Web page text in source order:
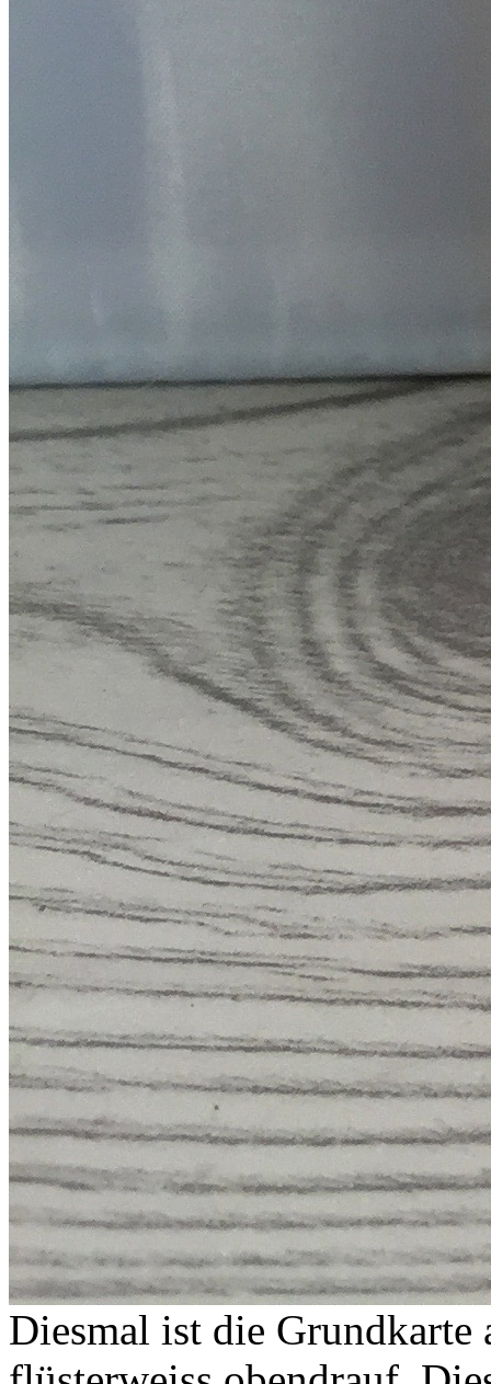
Diesmal ist die Grundkarte